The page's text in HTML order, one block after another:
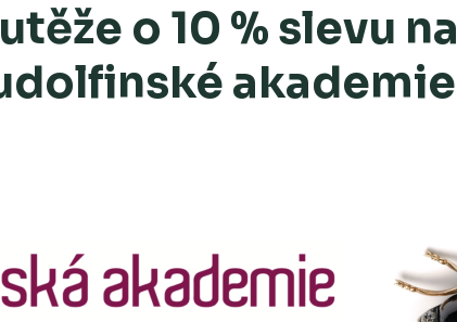
o 10 % slevu na
akademie